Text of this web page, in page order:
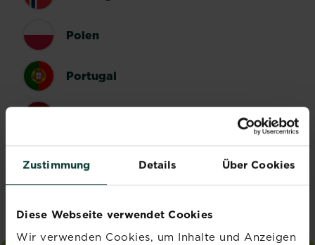
Zustimmung Details Über Cookies
Diese Webseite verwendet Cookies
Wir verwenden Cookies, um Inhalte und Anzeigen
Polen
Portugal